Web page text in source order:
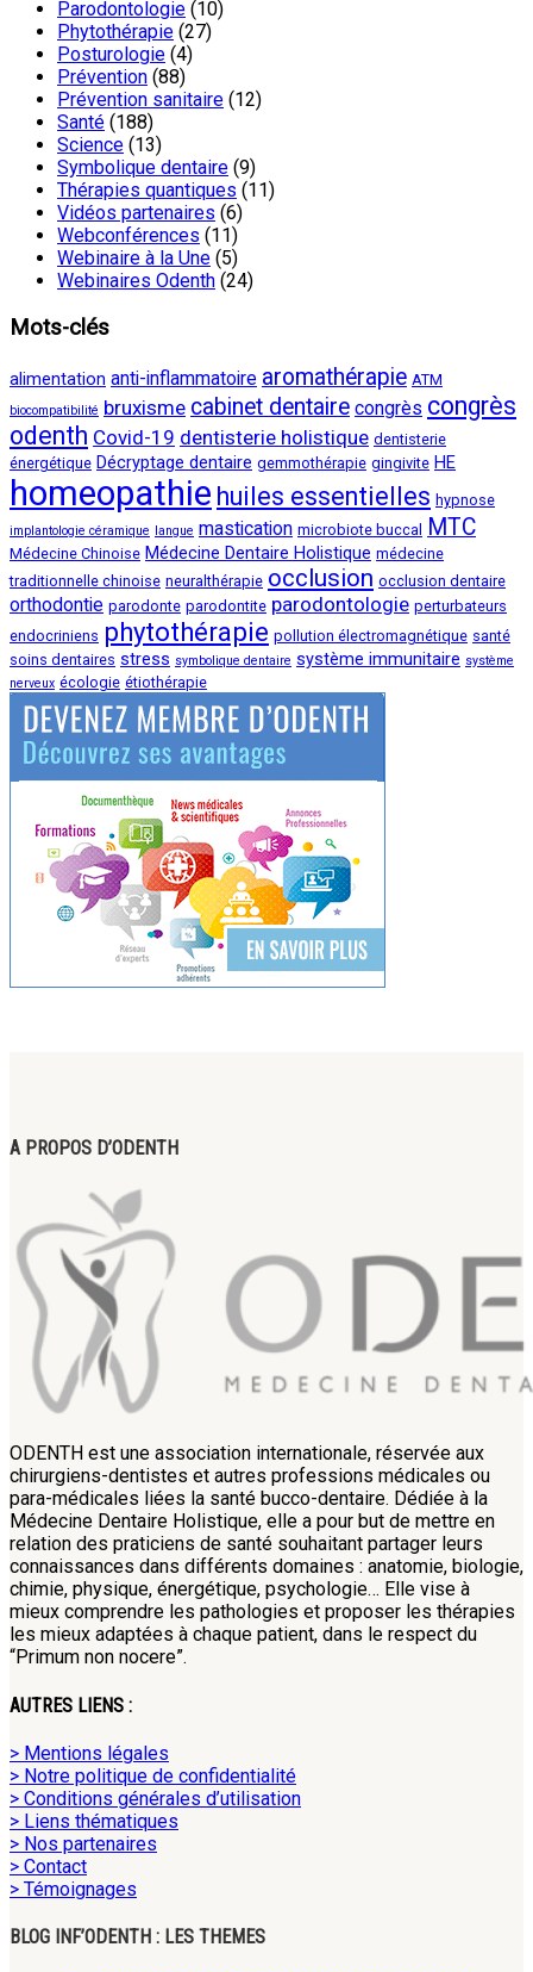
Parodontologie (10)
Phytothérapie (27)
Posturologie (4)
Prévention (88)
Prévention sanitaire (12)
Santé (188)
Science (13)
Symbolique dentaire (9)
Thérapies quantiques (11)
Vidéos partenaires (6)
Webconférences (11)
Webinaire à la Une (5)
Webinaires Odenth (24)
Mots-clés
alimentation anti-inflammatoire aromathérapie ATM
biocompatibilité bruxisme cabinet dentaire congrès congrès
odenth Covid-19 dentisterie holistique dentisterie
énergétique Décryptage dentaire gemmothérapie gingivite HE
homeopathie huiles essentielles hypnose
implantologie céramique langue mastication microbiote buccal MTC
Médecine Chinoise Médecine Dentaire Holistique médecine
traditionnelle chinoise neuralthérapie occlusion occlusion dentaire
orthodontie parodonte parodontite parodontologie perturbateurs
endocriniens phytothérapie pollution électromagnétique santé
soins dentaires stress symbolique dentaire système immunitaire système
nerveux écologie étiothérapie
A PROPOS D’ODENTH
ODENTH est une association internationale, réservée aux
chirurgiens-dentistes et autres professions médicales ou
para-médicales liées la santé bucco-dentaire. Dédiée à la
Médecine Dentaire Holistique, elle a pour but de mettre en
relation des praticiens de santé souhaitant partager leurs
connaissances dans différents domaines : anatomie, biologie,
chimie, physique, énergétique, psychologie… Elle vise à
mieux comprendre les pathologies et proposer les thérapies
les mieux adaptées à chaque patient, dans le respect du
“Primum non nocere”.
AUTRES LIENS :
> Mentions légales
> Notre politique de confidentialité
> Conditions générales d’utilisation
> Liens thématiques
> Nos partenaires
> Contact
> Témoignages
BLOG INF’ODENTH : LES THEMES